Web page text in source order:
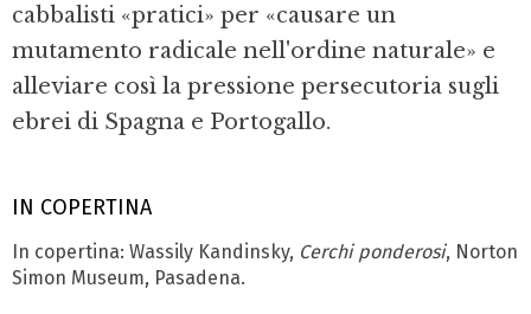
IN COPERTINA
In copertina: Wassily Kandinsky, Cerchi ponderosi, Norton
Simon Museum, Pasadena.
cabbalisti «pratici» per «causare un
mutamento radicale nell'ordine naturale» e
alleviare così la pressione persecutoria sugli
ebrei di Spagna e Portogallo.